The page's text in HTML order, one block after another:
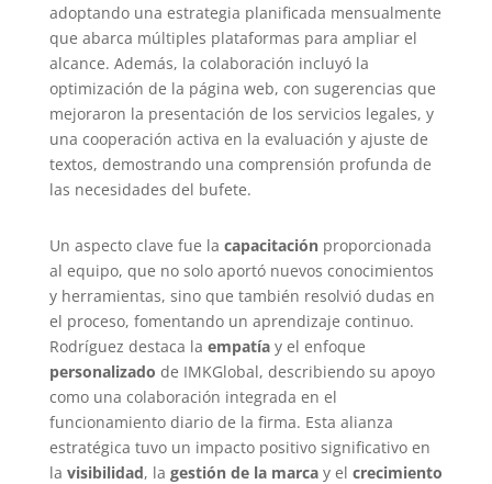
adoptando una estrategia planificada mensualmente
que abarca múltiples plataformas para ampliar el
alcance. Además, la colaboración incluyó la
optimización de la página web, con sugerencias que
mejoraron la presentación de los servicios legales, y
una cooperación activa en la evaluación y ajuste de
textos, demostrando una comprensión profunda de
las necesidades del bufete.
Un aspecto clave fue la capacitaciónproporcionada
al equipo, que no solo aportó nuevos conocimientos
y herramientas, sino que también resolvió dudas en
el proceso, fomentando un aprendizaje continuo.
Rodríguez destaca la empatíay el enfoque
personalizado de IMKGlobal, describiendo su apoyo
como una colaboración integrada en el
funcionamiento diario de la firma. Esta alianza
estratégica tuvo un impacto positivo significativo en
la visibilidad, la gestión de la marcay el crecimiento